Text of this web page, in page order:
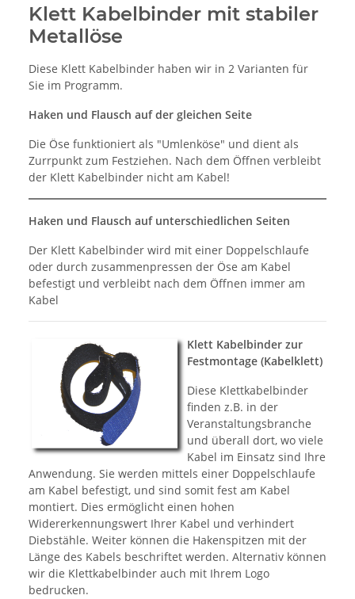
Klett Kabelbinder mit stabiler
Metallöse
Diese Klett Kabelbinder haben wir in 2 Varianten für
Sie im Programm.
Haken und Flausch auf der gleichen Seite
Die Öse funktioniert als "Umlenköse" und dient als
Zurrpunkt zum Festziehen. Nach dem Öffnen verbleibt
der Klett Kabelbinder nicht am Kabel!
Haken und Flausch auf unterschiedlichen Seiten
Der Klett Kabelbinder wird mit einer Doppelschlaufe
oder durch zusammenpressen der Öse am Kabel
befestigt und verbleibt nach dem Öffnen immer am
Kabel
Klett Kabelbinder zur
Festmontage (Kabelklett)
Diese Klettkabelbinder
finden z.B. in der
Veranstaltungsbranche
und überall dort, wo viele
Kabel im Einsatz sind Ihre
Anwendung. Sie werden mittels einer Doppelschlaufe
am Kabel befestigt, und sind somit fest am Kabel
montiert. Dies ermöglicht einen hohen
Widererkennungswert Ihrer Kabel und verhindert
Diebstähle. Weiter können die Hakenspitzen mit der
Länge des Kabels beschriftet werden. Alternativ können
wir die Klettkabelbinder auch mit Ihrem Logo
bedrucken.